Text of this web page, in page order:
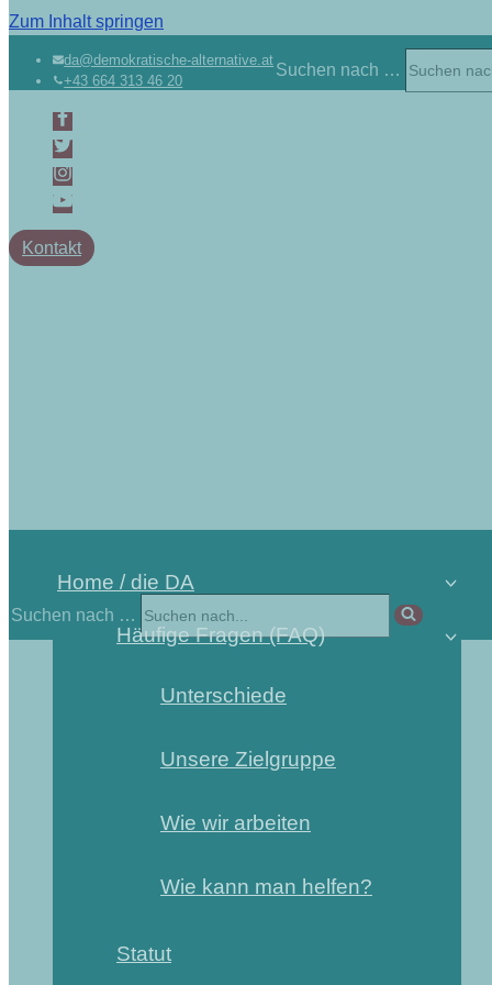
Zum Inhalt springen
da@demokratische-alternative.at
+43 664 313 46 20
Suchen nach …
Kontakt
Home / die DA
Häufige Fragen (FAQ)
Unterschiede
Unsere Zielgruppe
Wie wir arbeiten
Wie kann man helfen?
Statut
Suchen nach …